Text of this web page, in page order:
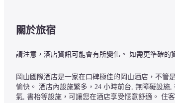
關於旅宿
請注意，酒店資訊可能會有所變化。 如需更準確的
岡山國際酒店是一家在口碑極佳的岡山酒店，不管
愉快。 酒店內設施繁多，24 小時前台, 無障礙設
氣, 書枱等設施，可讓您在酒店享受愜意舒適。 住